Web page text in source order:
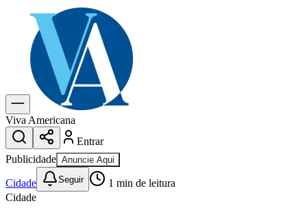
Explore Tudo
Últimas Notícias
Previsão do Tempo
Dia a Dia & Lazer
Gastronomia
Cinema & Shows
Para Sua Empresa
Anuncie no Portal
Cadastrar Empresa
Divulgar VagasNovo
Publicidade Legal
Política
Viva Americana
Entrar
Publicidade Anuncie Aqui
Cidade Seguir 1 min de leitura
Cidade